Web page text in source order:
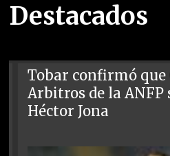
Destacados
Tobar confirmó que
Arbitros de la ANFP
Héctor Jona